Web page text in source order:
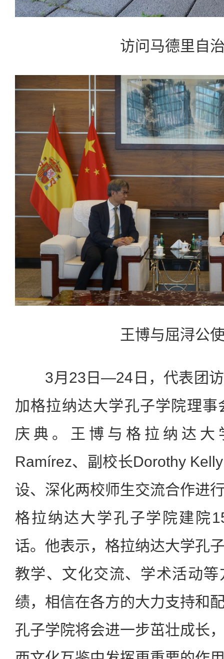
访问马德里自
王博与屈浔公
3月23日—24日，代表团访
加格拉纳达大学孔子学院理
庆典。王博与格拉纳达大
Ramírez、副校长Dorothy
设、深化两校师生交流合作进
格拉纳达大学孔子学院建院
话。他表示，格拉纳达大学孔
教学、文化交流、学术活动
绩，相信在各方的大力支持和
孔子学院将会进一步茁壮成长